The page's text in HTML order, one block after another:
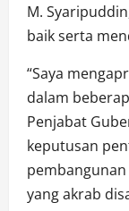
M.
baik serta
“Saya
dalam
Penjabat
keputusan
pembangunan
yang akrab